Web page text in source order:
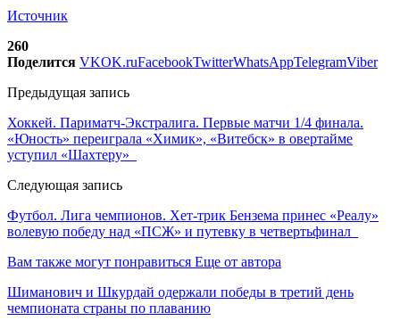
Источник
260
Поделится VKOK.ruFacebookTwitterWhatsAppTelegramViber
Предыдущая запись
Хоккей. Париматч-Экстралига. Первые матчи 1/4 финала.
«Юность» переиграла «Химик», «Витебск» в овертайме
уступил «Шахтеру»
Следующая запись
Футбол. Лига чемпионов. Хет-трик Бензема принес «Реалу»
волевую победу над «ПСЖ» и путевку в четвертьфинал
Вам также могут понравиться Еще от автора
Шиманович и Шкурдай одержали победы в третий день
чемпионата страны по плаванию